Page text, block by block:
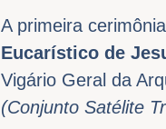
A primeira
Eucarístico de
Vigário Geral da
(Conjunto Satélite